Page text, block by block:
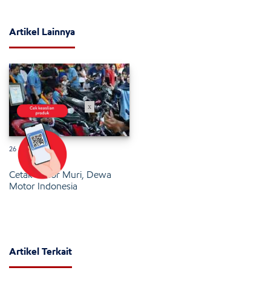
Artikel Lainnya
26 Januari 2025
Cetak Rekor Muri, Dewa
Motor Indonesia
Artikel Terkait
x